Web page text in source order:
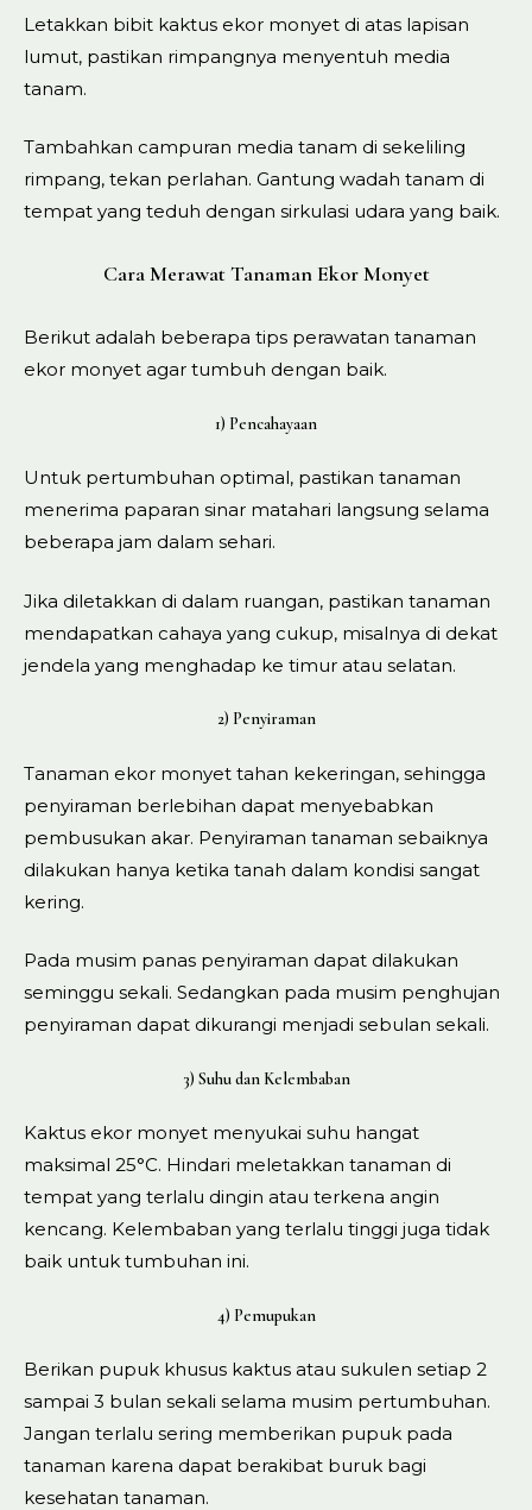
Letakkan bibit kaktus ekor monyet di atas lapisan
lumut, pastikan rimpangnya menyentuh media
tanam.
Tambahkan campuran media tanam di sekeliling
rimpang, tekan perlahan. Gantung wadah tanam di
tempat yang teduh dengan sirkulasi udara yang baik.
Cara Merawat Tanaman Ekor Monyet
Berikut adalah beberapa tips perawatan tanaman
ekor monyet agar tumbuh dengan baik.
1) Pencahayaan
Untuk pertumbuhan optimal, pastikan tanaman
menerima paparan sinar matahari langsung selama
beberapa jam dalam sehari.
Jika diletakkan di dalam ruangan, pastikan tanaman
mendapatkan cahaya yang cukup, misalnya di dekat
jendela yang menghadap ke timur atau selatan.
2) Penyiraman
Tanaman ekor monyet tahan kekeringan, sehingga
penyiraman berlebihan dapat menyebabkan
pembusukan akar. Penyiraman tanaman sebaiknya
dilakukan hanya ketika tanah dalam kondisi sangat
kering.
Pada musim panas penyiraman dapat dilakukan
seminggu sekali. Sedangkan pada musim penghujan
penyiraman dapat dikurangi menjadi sebulan sekali.
3) Suhu dan Kelembaban
Kaktus ekor monyet menyukai suhu hangat
maksimal 25°C. Hindari meletakkan tanaman di
tempat yang terlalu dingin atau terkena angin
kencang. Kelembaban yang terlalu tinggi juga tidak
baik untuk tumbuhan ini.
4) Pemupukan
Berikan pupuk khusus kaktus atau sukulen setiap 2
sampai 3 bulan sekali selama musim pertumbuhan.
Jangan terlalu sering memberikan pupuk pada
tanaman karena dapat berakibat buruk bagi
kesehatan tanaman.